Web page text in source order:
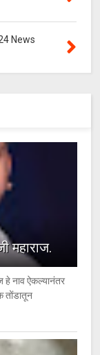
News
महाराज.
हे नाव ऐकल्यानंतर
तोंडातून